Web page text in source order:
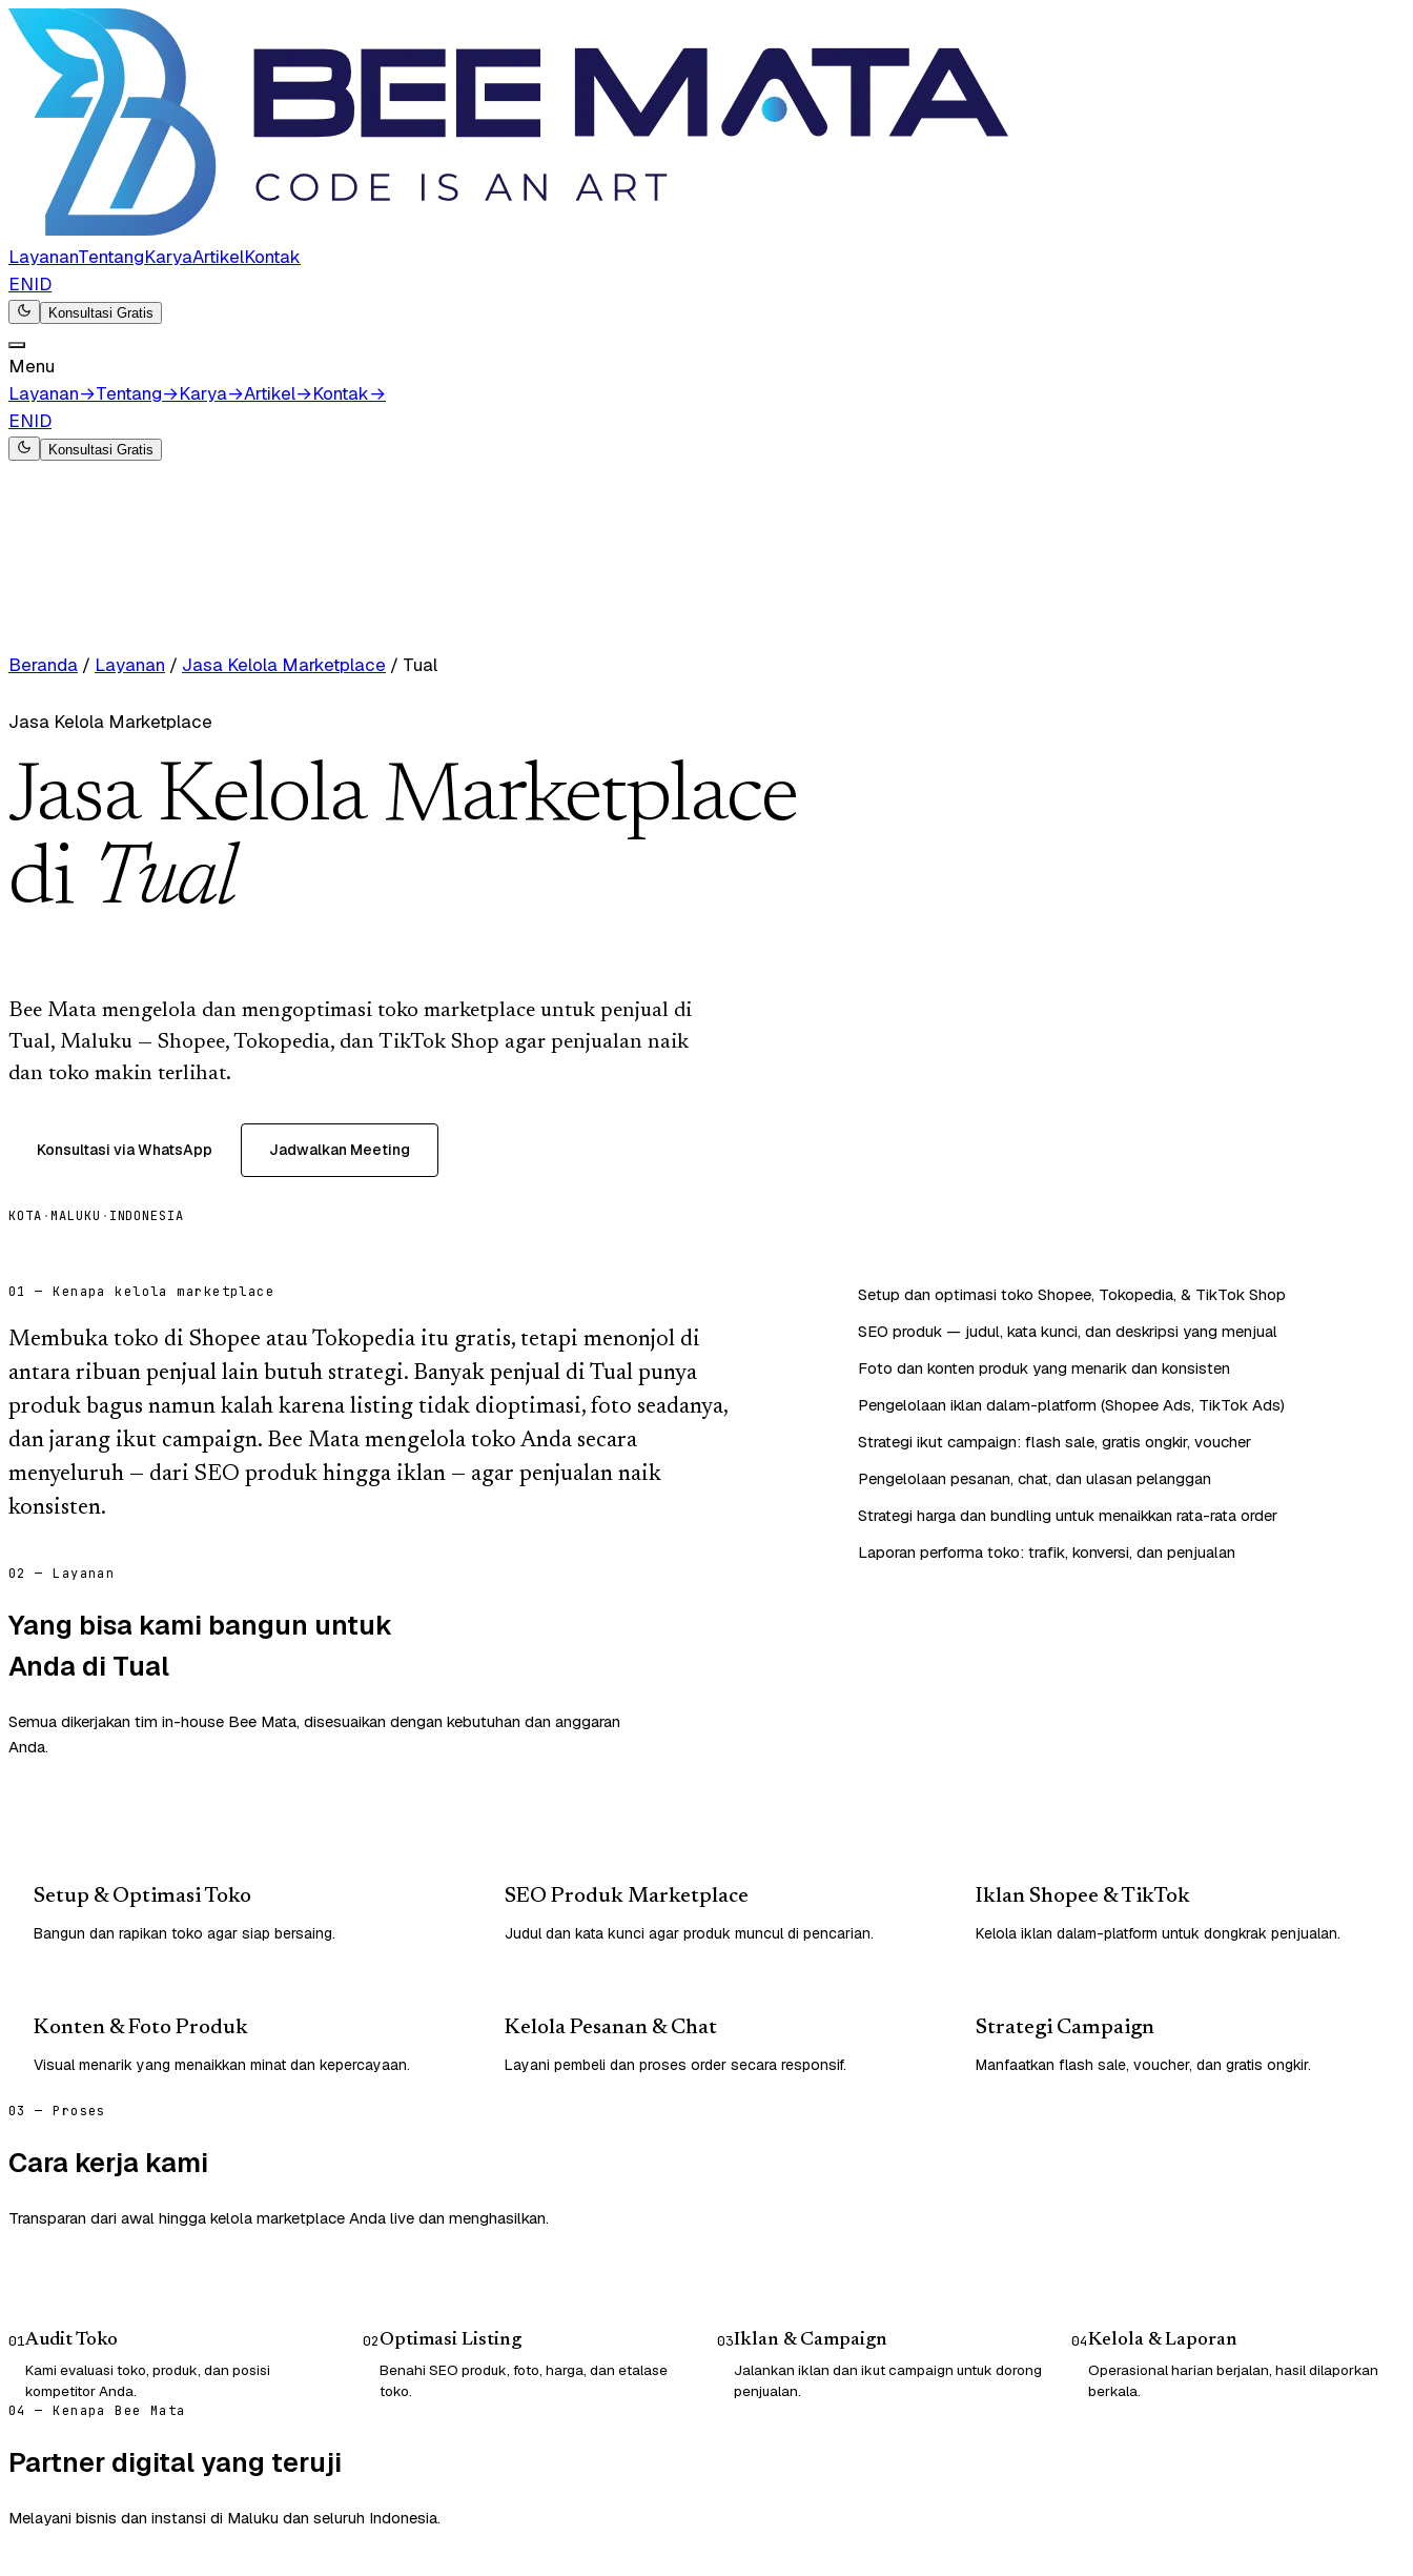
LayananTentangKaryaArtikelKontak
ENID
Konsultasi Gratis
Menu
Layanan→Tentang→Karya→Artikel→Kontak→
ENID
Konsultasi Gratis
Beranda / Layanan / Jasa Kelola Marketplace / Tual
Jasa Kelola Marketplace
Jasa Kelola Marketplace
di Tual
Bee Mata mengelola dan mengoptimasi toko marketplace untuk penjual di
Tual, Maluku — Shopee, Tokopedia, dan TikTok Shop agar penjualan naik
dan toko makin terlihat.
Konsultasi via WhatsApp Jadwalkan Meeting
KOTA ·MALUKU · INDONESIA
01 — Kenapa kelola marketplace
Membuka toko di Shopee atau Tokopedia itu gratis, tetapi menonjol di
antara ribuan penjual lain butuh strategi. Banyak penjual di Tual punya
produk bagus namun kalah karena listing tidak dioptimasi, foto seadanya,
dan jarang ikut campaign. Bee Mata mengelola toko Anda secara
menyeluruh — dari SEO produk hingga iklan — agar penjualan naik
konsisten.
Setup dan optimasi toko Shopee, Tokopedia, & TikTok Shop
SEO produk — judul, kata kunci, dan deskripsi yang menjual
Foto dan konten produk yang menarik dan konsisten
Pengelolaan iklan dalam-platform (Shopee Ads, TikTok Ads)
Strategi ikut campaign: flash sale, gratis ongkir, voucher
Pengelolaan pesanan, chat, dan ulasan pelanggan
Strategi harga dan bundling untuk menaikkan rata-rata order
Laporan performa toko: trafik, konversi, dan penjualan
02 — Layanan
Yang bisa kami bangun untuk
Anda di Tual
Semua dikerjakan tim in-house Bee Mata, disesuaikan dengan kebutuhan dan anggaran
Anda.
Setup & Optimasi Toko
Bangun dan rapikan toko agar siap bersaing.
SEO Produk Marketplace
Judul dan kata kunci agar produk muncul di pencarian.
Iklan Shopee & TikTok
Kelola iklan dalam-platform untuk dongkrak penjualan.
Konten & Foto Produk
Visual menarik yang menaikkan minat dan kepercayaan.
Kelola Pesanan & Chat
Layani pembeli dan proses order secara responsif.
Strategi Campaign
Manfaatkan flash sale, voucher, dan gratis ongkir.
03 — Proses
Cara kerja kami
Transparan dari awal hingga kelola marketplace Anda live dan menghasilkan.
01Audit Toko
Kami evaluasi toko, produk, dan posisi
kompetitor Anda.
02Optimasi Listing
Benahi SEO produk, foto, harga, dan etalase
toko.
03Iklan & Campaign
Jalankan iklan dan ikut campaign untuk dorong
penjualan.
04Kelola & Laporan
Operasional harian berjalan, hasil dilaporkan
berkala.
04 — Kenapa Bee Mata
Partner digital yang teruji
Melayani bisnis dan instansi di Maluku dan seluruh Indonesia.